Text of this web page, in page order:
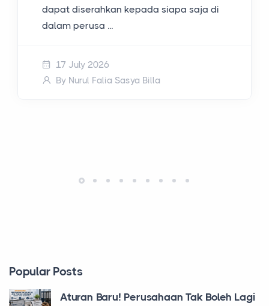
dapat diserahkan kepada siapa saja di
dalam perusa ...
17 July 2026
By Nurul Falia Sasya Billa
Popular Posts
Aturan Baru! Perusahaan Tak Boleh Lagi